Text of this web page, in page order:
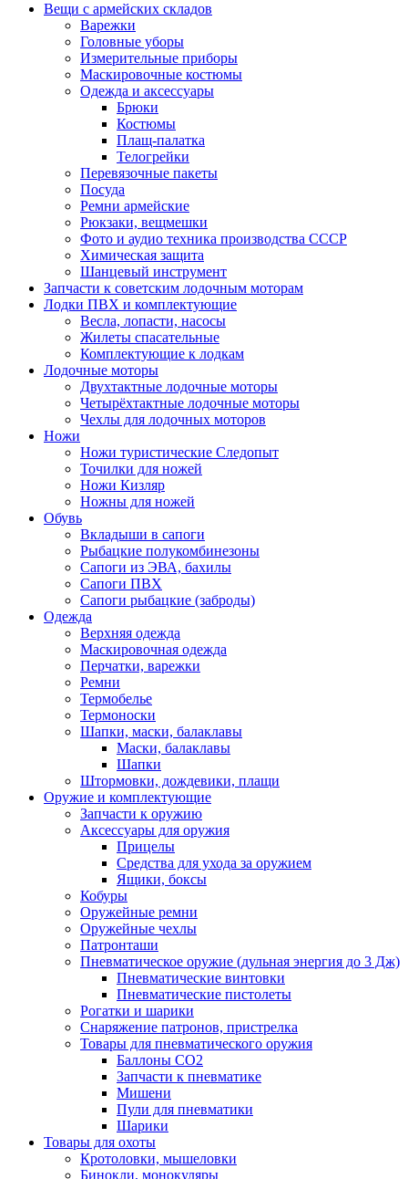
Вещи с армейских складов
Варежки
Головные уборы
Измерительные приборы
Маскировочные костюмы
Одежда и аксессуары
Брюки
Костюмы
Плащ-палатка
Телогрейки
Перевязочные пакеты
Посуда
Ремни армейские
Рюкзаки, вещмешки
Фото и аудио техника производства СССР
Химическая защита
Шанцевый инструмент
Запчасти к советским лодочным моторам
Лодки ПВХ и комплектующие
Весла, лопасти, насосы
Жилеты спасательные
Комплектующие к лодкам
Лодочные моторы
Двухтактные лодочные моторы
Четырёхтактные лодочные моторы
Чехлы для лодочных моторов
Ножи
Ножи туристические Следопыт
Точилки для ножей
Ножи Кизляр
Ножны для ножей
Обувь
Вкладыши в сапоги
Рыбацкие полукомбинезоны
Сапоги из ЭВА, бахилы
Сапоги ПВХ
Сапоги рыбацкие (заброды)
Одежда
Верхняя одежда
Маскировочная одежда
Перчатки, варежки
Ремни
Термобелье
Термоноски
Шапки, маски, балаклавы
Маски, балаклавы
Шапки
Штормовки, дождевики, плащи
Оружие и комплектующие
Запчасти к оружию
Аксессуары для оружия
Прицелы
Средства для ухода за оружием
Ящики, боксы
Кобуры
Оружейные ремни
Оружейные чехлы
Патронташи
Пневматическое оружие (дульная энергия до 3 Дж)
Пневматические винтовки
Пневматические пистолеты
Рогатки и шарики
Снаряжение патронов, пристрелка
Товары для пневматического оружия
Баллоны СО2
Запчасти к пневматике
Мишени
Пули для пневматики
Шарики
Товары для охоты
Кротоловки, мышеловки
Бинокли, монокуляры